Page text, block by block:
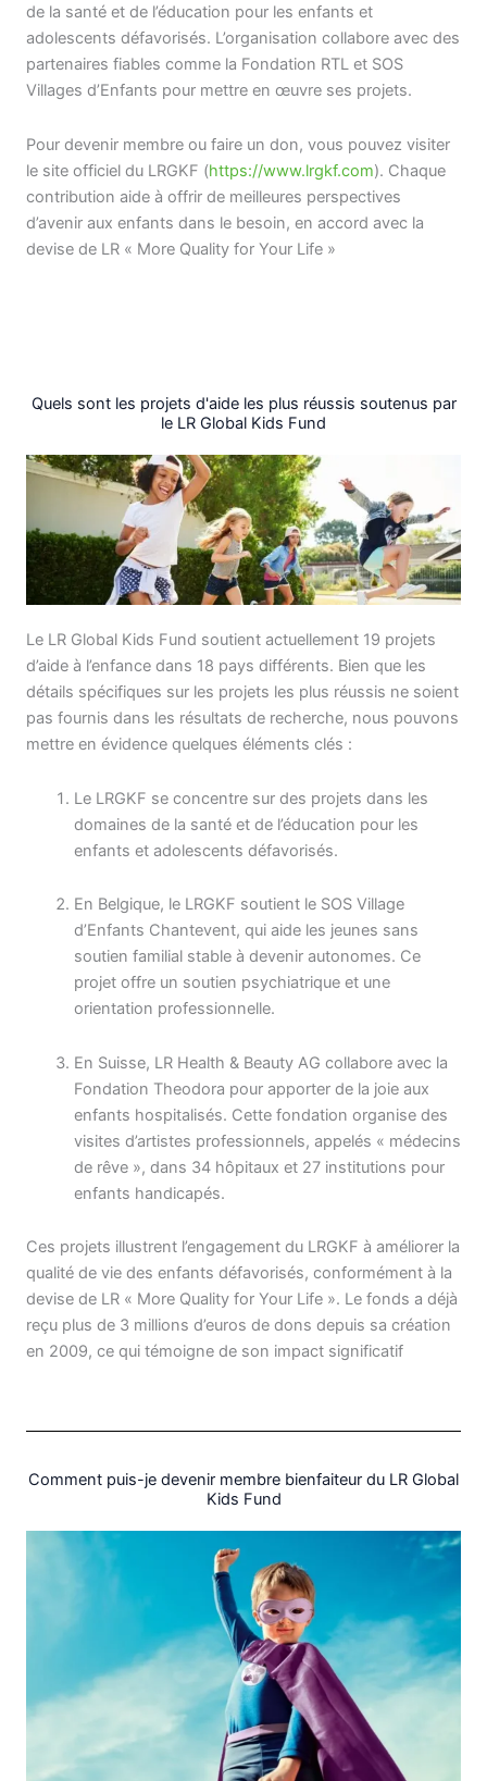
de la santé et de l’éducation pour les enfants et
adolescents défavorisés. L’organisation collabore avec des
partenaires fiables comme la Fondation RTL et SOS
Villages d’Enfants pour mettre en œuvre ses projets.
Pour devenir membre ou faire un don, vous pouvez visiter
le site officiel du LRGKF (https://www.lrgkf.com). Chaque
contribution aide à offrir de meilleures perspectives
d’avenir aux enfants dans le besoin, en accord avec la
devise de LR « More Quality for Your Life »
Quels sont les projets d'aide les plus réussis soutenus par
le LR Global Kids Fund
Le LR Global Kids Fund soutient actuellement 19 projets
d’aide à l’enfance dans 18 pays différents. Bien que les
détails spécifiques sur les projets les plus réussis ne soient
pas fournis dans les résultats de recherche, nous pouvons
mettre en évidence quelques éléments clés :
Le LRGKF se concentre sur des projets dans les
domaines de la santé et de l’éducation pour les
enfants et adolescents défavorisés.
En Belgique, le LRGKF soutient le SOS Village
d’Enfants Chantevent, qui aide les jeunes sans
soutien familial stable à devenir autonomes. Ce
projet offre un soutien psychiatrique et une
orientation professionnelle.
En Suisse, LR Health & Beauty AG collabore avec la
Fondation Theodora pour apporter de la joie aux
enfants hospitalisés. Cette fondation organise des
visites d’artistes professionnels, appelés « médecins
de rêve », dans 34 hôpitaux et 27 institutions pour
enfants handicapés.
Ces projets illustrent l’engagement du LRGKF à améliorer la
qualité de vie des enfants défavorisés, conformément à la
devise de LR « More Quality for Your Life ». Le fonds a déjà
reçu plus de 3 millions d’euros de dons depuis sa création
en 2009, ce qui témoigne de son impact significatif
Comment puis-je devenir membre bienfaiteur du LR Global
Kids Fund